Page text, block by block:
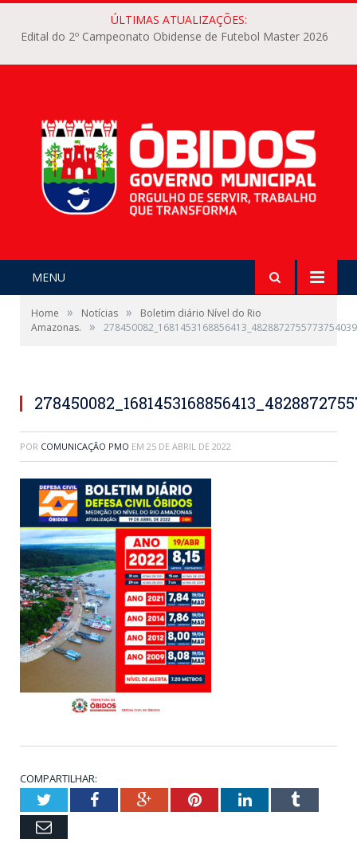
ÚLTIMAS ATUALIZAÇÕES:
Edital do 2º Campeonato Obidense de Futebol Master 2026
MENU
Home » Notícias »
Boletim diário Nível do Rio
Amazonas.
»
POR COMUNICAÇÃO PMO EM 25 DE ABRIL DE 2022
COMPARTILHAR:
TwitterFacebookGoogle+PinterestLinkedInTumblr
Email